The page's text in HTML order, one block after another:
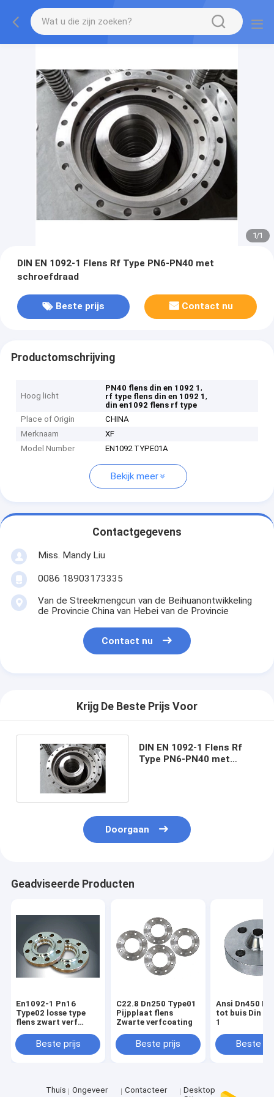
1/1
DIN EN 1092-1 Flens Rf Type PN6-PN40 met
schroefdraad
Beste prijs Contact nu
Productomschrijving
Hoog licht
PN40 flens din en 1092 1,
rf type flens din en 1092 1,
din en1092 flens rf type
Place of Origin
CHINA
Merknaam
XF
Model Number
EN1092 TYPE01A
Bekijk meer
Contactgegevens
Miss. Mandy Liu
0086 18903173335
Van de Streekmengcun van de Beihuanontwikkeling
de Provincie China van Hebei van de Provincie
Contact nu
Krijg De Beste Prijs Voor
DIN EN 1092-1 Flens Rf
Type PN6-PN40 met
Doorgaan
Geadviseerde Producten
En1092-1 Pn16
Type02 losse type
flens zwart verf
Beste prijs
C22.8 Dn250 Type01
Pijpplaat flens
Zwarte verfcoating
Beste prijs
Ansi Dn450
tot buis Din
1
Beste
Thuis
Ongeveer
Contacteer
Desktop